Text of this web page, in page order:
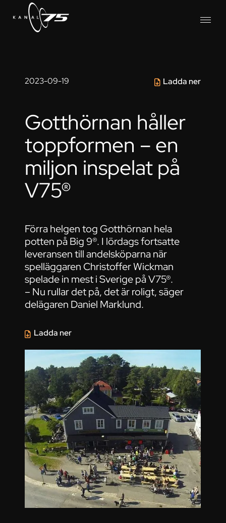
2023-09-19 Ladda ner
Gotthörnan håller
toppformen – en
miljon inspelat på
V75®
Förra helgen tog Gotthörnan hela
potten på Big 9®. I lördags fortsatte
leveransen till andelsköparna när
spelläggaren Christoffer Wickman
spelade in mest i Sverige på V75®.
– Nu rullar det på, det är roligt, säger
delägaren Daniel Marklund.
Ladda ner